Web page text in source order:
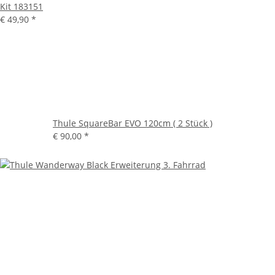
Kit 183151
€ 49,90 *
Thule SquareBar EVO 120cm ( 2 Stück )
€ 90,00 *